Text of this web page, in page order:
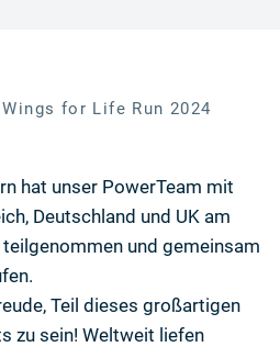
for Life Run 2024
hat unser PowerTeam mit
Deutschland und UK am
und gemeinsam
Teil dieses großartigen
zu sein! Weltweit liefen